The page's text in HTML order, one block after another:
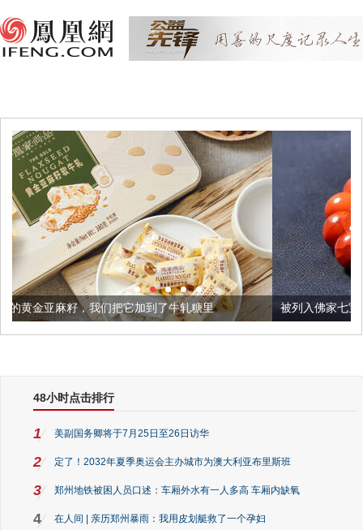
它加到了牛轧糖里 被列入佛家七宝的它到底有多美？
48小时点击排行
1 美副国务卿将于7月25日至26日访华
2 定了！2032年夏季奥运会主办城市为澳大利亚布里斯班
3 郑州地铁被困人员口述：车厢外水有一人多高 车厢内缺氧
4 在人间 | 亲历郑州暴雨：我用皮划艇救了一个孕妇